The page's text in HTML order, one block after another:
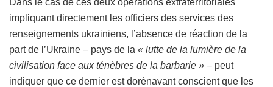
impliquant directement les officiers des services des
renseignements ukrainiens, l’absence de réaction de la
part de l’Ukraine – pays de la « lutte de la lumière de la
civilisation face aux ténèbres de la barbarie » – peut
indiquer que ce dernier est dorénavant conscient que les